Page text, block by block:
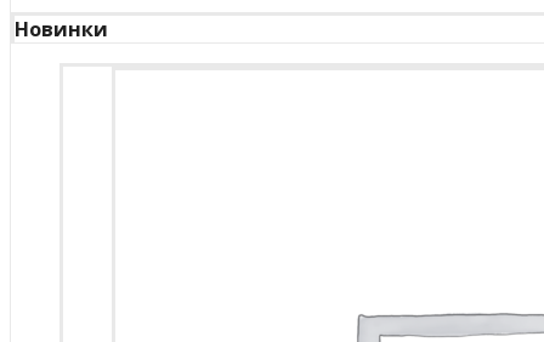
Новинки